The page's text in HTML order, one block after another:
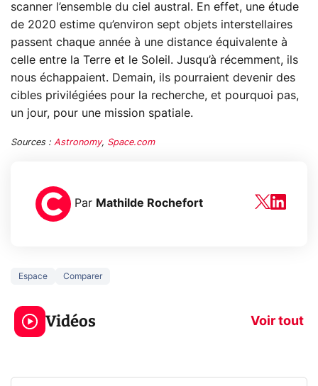
scanner l’ensemble du ciel austral. En effet, une étude
de 2020 estime qu’environ sept objets interstellaires
passent chaque année à une distance équivalente à
celle entre la Terre et le Soleil. Jusqu’à récemment, ils
nous échappaient. Demain, ils pourraient devenir des
cibles privilégiées pour la recherche, et pourquoi pas,
un jour, pour une mission spatiale.
Sources : Astronomy, Space.com
Par Mathilde Rochefort
Espace Comparer
Vidéos Voir tout
5 générations de
jeux dans la
prochaine Xbox !
navigation